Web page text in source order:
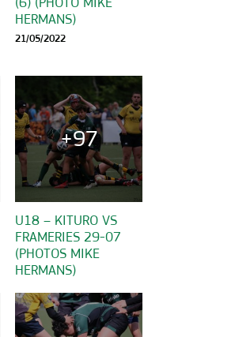
HERMANS)
21/05/2022
+97
U18 – KITURO VS
FRAMERIES 29-07
(PHOTOS MIKE
HERMANS)